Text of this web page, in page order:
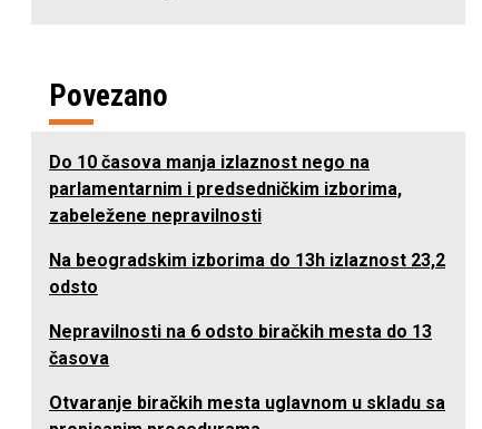
Povezano
Do 10 časova manja izlaznost nego na
parlamentarnim i predsedničkim izborima,
zabeležene nepravilnosti
Na beogradskim izborima do 13h izlaznost 23,2
odsto
Nepravilnosti na 6 odsto biračkih mesta do 13
časova
Otvaranje biračkih mesta uglavnom u skladu sa